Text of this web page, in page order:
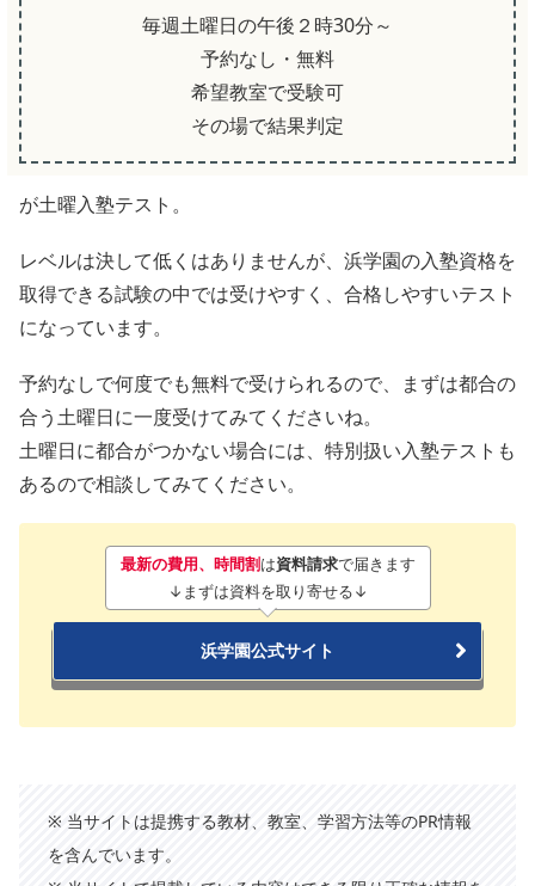
毎週土曜日の午後２時30分～
予約なし・無料
希望教室で受験可
その場で結果判定
が土曜入塾テスト。
レベルは決して低くはありませんが、浜学園の入塾資格を
取得できる試験の中では受けやすく、合格しやすいテスト
になっています。
予約なしで何度でも無料で受けられるので、まずは都合の
合う土曜日に一度受けてみてくださいね。
土曜日に都合がつかない場合には、特別扱い入塾テストも
あるので相談してみてください。
最新の費用、時間割は資料請求で届きます
↓まずは資料を取り寄せる↓
浜学園公式サイト
※ 当サイトは提携する教材、教室、学習方法等のPR情報
を含んでいます。